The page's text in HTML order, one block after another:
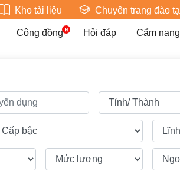
Kho tài liệu Chuyên trang đào
Cộng đồng Hỏi đáp Cẩm